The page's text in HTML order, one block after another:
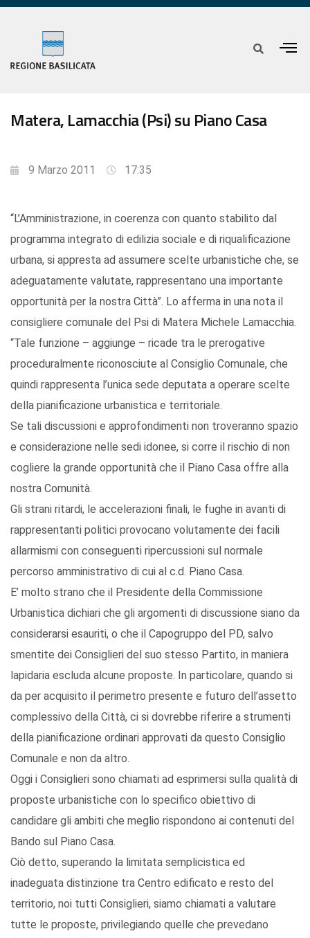
Matera, Lamacchia (Psi) su Piano Casa
9 Marzo 2011 17:35
“L’Amministrazione, in coerenza con quanto stabilito dal
programma integrato di edilizia sociale e di riqualificazione
urbana, si appresta ad assumere scelte urbanistiche che, se
adeguatamente valutate, rappresentano una importante
opportunità per la nostra Città”. Lo afferma in una nota il
consigliere comunale del Psi di Matera Michele Lamacchia.
“Tale funzione – aggiunge – ricade tra le prerogative
proceduralmente riconosciute al Consiglio Comunale, che
quindi rappresenta l’unica sede deputata a operare scelte
della pianificazione urbanistica e territoriale.
Se tali discussioni e approfondimenti non troveranno spazio
e considerazione nelle sedi idonee, si corre il rischio di non
cogliere la grande opportunità che il Piano Casa offre alla
nostra Comunità.
Gli strani ritardi, le accelerazioni finali, le fughe in avanti di
rappresentanti politici provocano volutamente dei facili
allarmismi con conseguenti ripercussioni sul normale
percorso amministrativo di cui al c.d. Piano Casa.
E’ molto strano che il Presidente della Commissione
Urbanistica dichiari che gli argomenti di discussione siano da
considerarsi esauriti, o che il Capogruppo del PD, salvo
smentite dei Consiglieri del suo stesso Partito, in maniera
lapidaria escluda alcune proposte. In particolare, quando si
da per acquisito il perimetro presente e futuro dell’assetto
complessivo della Città, ci si dovrebbe riferire a strumenti
della pianificazione ordinari approvati da questo Consiglio
Comunale e non da altro.
Oggi i Consiglieri sono chiamati ad esprimersi sulla qualità di
proposte urbanistiche con lo specifico obiettivo di
candidare gli ambiti che meglio rispondono ai contenuti del
Bando sul Piano Casa.
Ciò detto, superando la limitata semplicistica ed
inadeguata distinzione tra Centro edificato e resto del
territorio, noi tutti Consiglieri, siamo chiamati a valutare
tutte le proposte, privilegiando quelle che prevedano